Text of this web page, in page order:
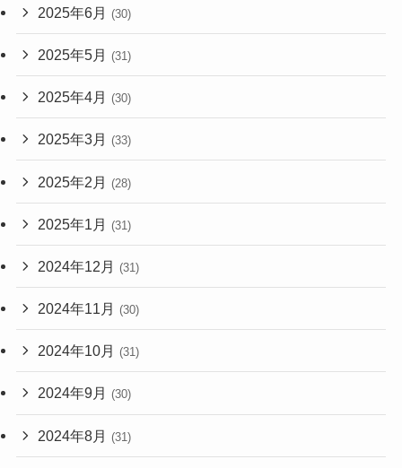
2025年6月 (30)
2025年5月 (31)
2025年4月 (30)
2025年3月 (33)
2025年2月 (28)
2025年1月 (31)
2024年12月 (31)
2024年11月 (30)
2024年10月 (31)
2024年9月 (30)
2024年8月 (31)